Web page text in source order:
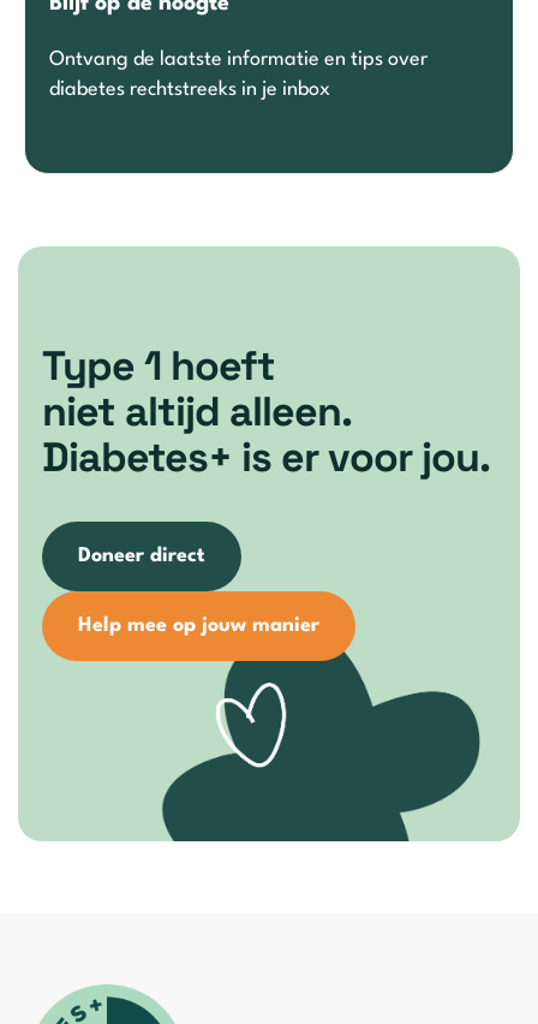
Ontvang de laatste informatie en tips over
diabetes rechtstreeks in je inbox
Type 1 hoeft
niet altijd alleen.
Diabetes+ is er voor jou.
Doneer direct
Help mee op jouw manier